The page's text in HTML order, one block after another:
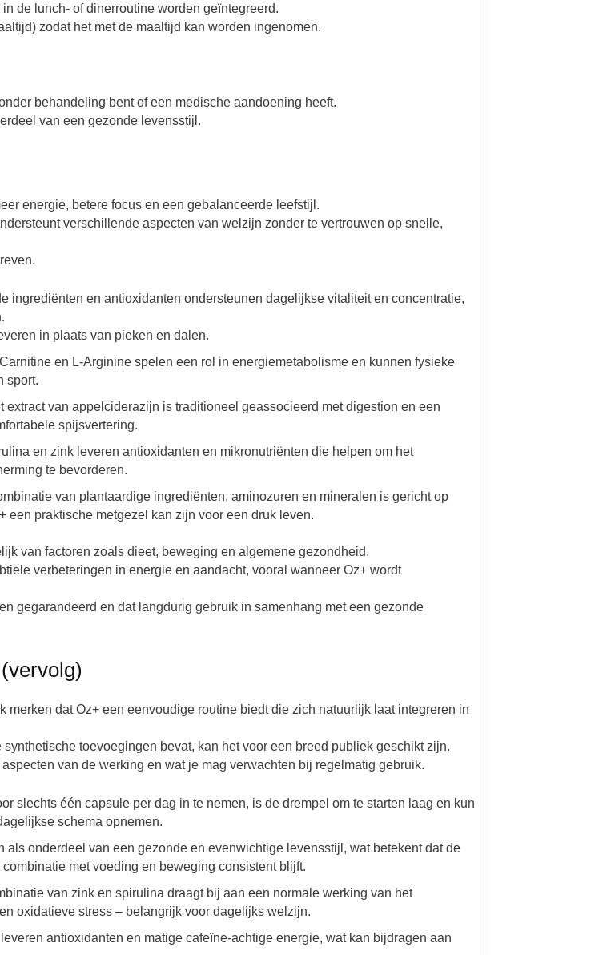
de lunch- of dinerroutine worden geïntegreerd.
zodat het met de maaltijd kan worden ingenomen.
behandeling bent of een medische aandoening heeft.
van een gezonde levensstijl.
energie, betere focus en een gebalanceerde leefstijl.
verschillende aspecten van welzijn zonder te vertrouwen op snelle,
ingrediënten en antioxidanten ondersteunen dagelijkse vitaliteit en concentratie,
in plaats van pieken en dalen.
en L-Arginine spelen een rol in energiemetabolisme en kunnen fysieke
sport.
extract van appelciderazijn is traditioneel geassocieerd met digestion en een
spijsvertering.
en zink leveren antioxidanten en mikronutriënten die helpen om het
te bevorderen.
van plantaardige ingrediënten, aminozuren en mineralen is gericht op
praktische metgezel kan zijn voor een druk leven.
van factoren zoals dieet, beweging en algemene gezondheid.
verbeteringen in energie en aandacht, vooral wanneer Oz+ wordt
gegarandeerd en dat langdurig gebruik in samenhang met een gezonde
dat Oz+ een eenvoudige routine biedt die zich natuurlijk laat integreren in
toevoegingen bevat, kan het voor een breed publiek geschikt zijn.
van de werking en wat je mag verwachten bij regelmatig gebruik.
slechts één capsule per dag in te nemen, is de drempel om te starten laag en kun
schema opnemen.
als onderdeel van een gezonde en evenwichtige levensstijl, wat betekent dat de
met voeding en beweging consistent blijft.
van zink en spirulina draagt bij aan een normale werking van het
oxidatieve stress – belangrijk voor dagelijks welzijn.
antioxidanten en matige cafeïne-achtige energie, wat kan bijdragen aan